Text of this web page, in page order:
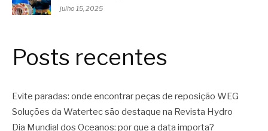
julho 15, 2025
Posts recentes
Evite paradas: onde encontrar peças de reposição WEG
Soluções da Watertec são destaque na Revista Hydro
Dia Mundial dos Oceanos: por que a data importa?